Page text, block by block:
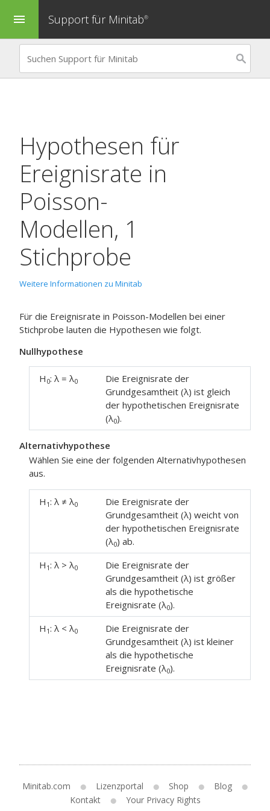
menu Support für Minitab®
Hypothesen für
Ereignisrate in
Poisson-
Modellen, 1
Stichprobe
Weitere Informationen zu Minitab
Für die Ereignisrate in Poisson-Modellen bei einer
Stichprobe lauten die Hypothesen wie folgt.
Nullhypothese
H 0: λ = λ0
Die Ereignisrate der
Grundgesamtheit (λ) ist gleich
der hypothetischen Ereignisrate
(λ0).
Alternativhypothese
Wählen Sie eine der folgenden Alternativhypothesen
aus.
H 1: λ ≠ λ0
Die Ereignisrate der
Grundgesamtheit (λ) weicht von
der hypothetischen Ereignisrate
(λ0) ab.
H 1: λ > λ0
Die Ereignisrate der
Grundgesamtheit (λ) ist größer
als die hypothetische
Ereignisrate (λ0).
H 1: λ < λ0
Die Ereignisrate der
Grundgesamtheit (λ) ist kleiner
als die hypothetische
Ereignisrate (λ0).
Minitab.com Lizenzportal Shop
Blog
Kontakt
Your Privacy Rights